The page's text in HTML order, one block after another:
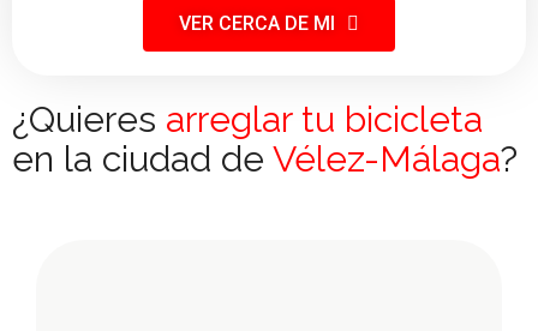
VER CERCA DE MI
¿Quieres arreglar tu bicicleta
en la ciudad de Vélez-Málaga?